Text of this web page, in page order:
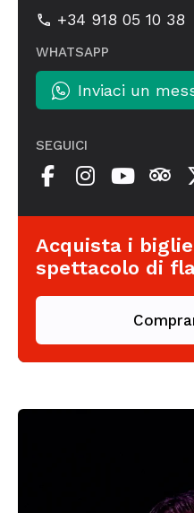
+34 918 05 10 38
WHATSAPP
Inviaci un
SEGUICI
Acquista i
spettacolo di